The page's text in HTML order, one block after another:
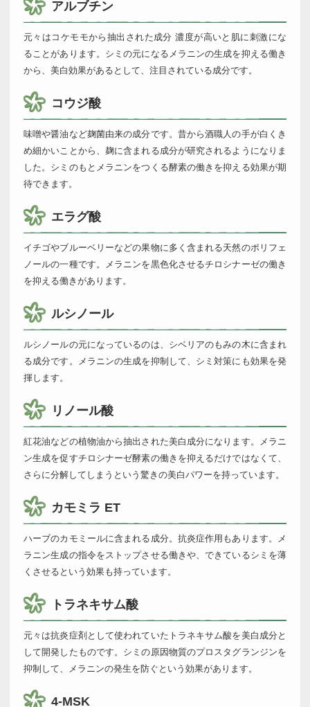
アルブチン
元々はコケモモから抽出された成分 濃度が高いと肌に刺激にな
ることがあります。シミの元になるメラニンの生成を抑える働き
から、美白効果があるとして、注目されている成分です。
コウジ酸
味噌や醤油など麹菌由来の成分です。昔から酒職人の手が白くき
め細かいことから、麹に含まれる成分が研究されるようになりま
した。シミのもとメラニンをつくる酵素の働きを抑える効果が期
待できます。
エラグ酸
イチゴやブルーベリーなどの果物に多く含まれる天然のポリフェ
ノールの一種です。メラニンを黒色化させるチロシナーゼの働き
を抑える働きがあります。
ルシノール
ルシノールの元になっているのは、シベリアのもみの木に含まれ
る成分です。メラニンの生成を抑制して、シミ対策にも効果を発
揮します。
リノール酸
紅花油などの植物油から抽出された美白成分になります。メラニ
ン生成を促すチロシナーゼ酵素の働きを抑えるだけではなくて、
さらに分解してしまうという驚きの美白パワーを持っています。
カモミラ ET
ハーブのカモミールに含まれる成分。抗炎症作用もあります。メ
ラニン生成の指令をストップさせる働きや、できているシミを薄
くさせるという効果も持っています。
トラネキサム酸
元々は抗炎症剤として使われていたトラネキサム酸を美白成分と
して開発したものです。シミの原因物質のプロスタグランジンを
抑制して、メラニンの発生を防ぐという効果があります。
4-MSK